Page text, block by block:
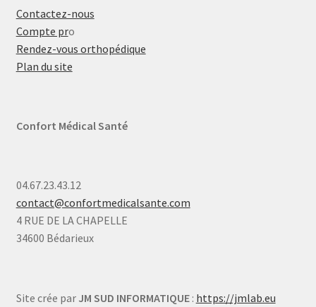
Contactez-nous
Compte pro
Rendez-vous orthopédique
Plan du site
Confort Médical Santé
04.67.23.43.12
contact@confortmedicalsante.com
4 RUE DE LA CHAPELLE
34600 Bédarieux
Site crée par JM SUD INFORMATIQUE: https://jmlab.eu